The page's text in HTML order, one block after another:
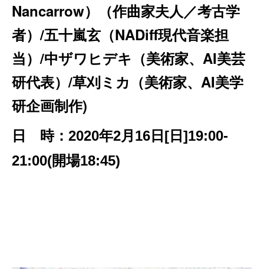
Nancarrow）（作曲家夫人／考古学
者）/五十嵐玄（NADiff現代音楽担
当）/中ザワヒデキ（美術家、 AI美芸
研代表）/草刈ミカ（美術家、 AI美学
研企画制作)
日 時： 2020年2月 16 日 [ 日 ]19:00-
21:00(開場18:45)